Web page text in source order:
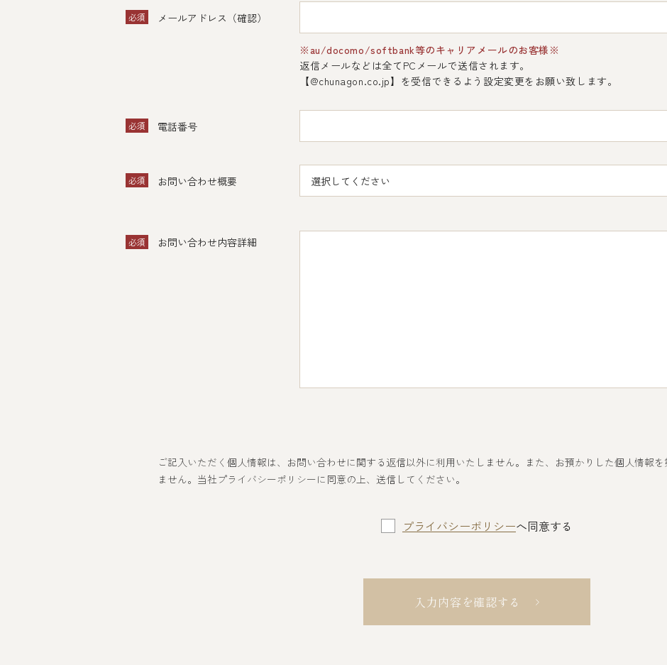
必須 メールアドレス（確認）
※au/docomo/softbank等のキャリアメールのお客様※
返信メールなどは全てPCメールで送信されます。
【@chunagon.co.jp】を受信できるよう設定変更をお願い致します。
必須 電話番号
必須 お問い合わせ概要
必須 お問い合わせ内容詳細
ご記入いただく個人情報は、お問い合わせに関する返信以外に利用いたしません。また、お預かりした個人情報
ません。当社プライバシーポリシーに同意の上、送信してください。
プライバシーポリシーへ同意する
入力内容を確認する